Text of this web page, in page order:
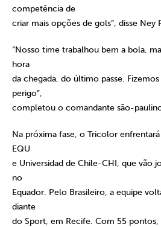
competência de
criar mais opções de gols”, disse Ney
“Nosso time trabalhou bem a bola,
hora
da chegada, do último passe.
perigo”,
completou o comandante são-
Na próxima fase, o Tricolor
EQU
e Universidad de Chile-CHI, que vão
no
Equador. Pelo Brasileiro, a equipe
diante
do Sport, em Recife. Com 55 pontos,